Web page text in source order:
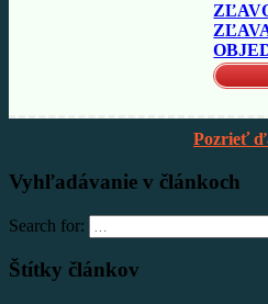
Pozrieť
Vyhľadávanie v článkoch
Search for:
Štítky článkov